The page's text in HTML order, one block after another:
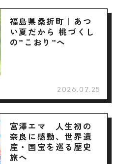
福島県桑折町｜あつ
い夏だから 桃づくし
の”こおり”へ
2026.07.25
宮澤エマ 人生初の
奈良に感動、世界遺
産・国宝を巡る歴史
旅へ